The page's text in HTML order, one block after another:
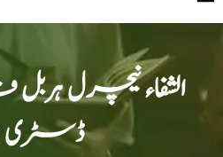
الشفاء نیچرل
ڈسٹری